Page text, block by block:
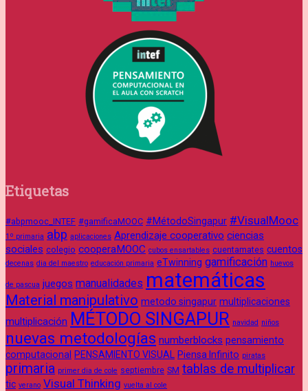
Etiquetas
#abpmooc_INTEF #gamificaMOOC #MétodoSingapur #VisualMooc
1º primaria abp aplicaciones Aprendizaje cooperativo ciencias
sociales colegio cooperaMOOC cubos ensartables cuentamates cuentos
decenas dia del maestro educación primaria eTwinning gamificación huevos
de pascua juegos manualidades matemáticas
Material manipulativo metodo singapur multiplicaciones
multiplicación MÉTODO SINGAPUR navidad niños
nuevas metodologías numberblocks pensamiento
computacional
PENSAMIENTO VISUAL Piensa Infinito piratas
primaria primer dia de cole septiembre SM tablas de multiplicar
tic verano Visual Thinking vuelta al cole